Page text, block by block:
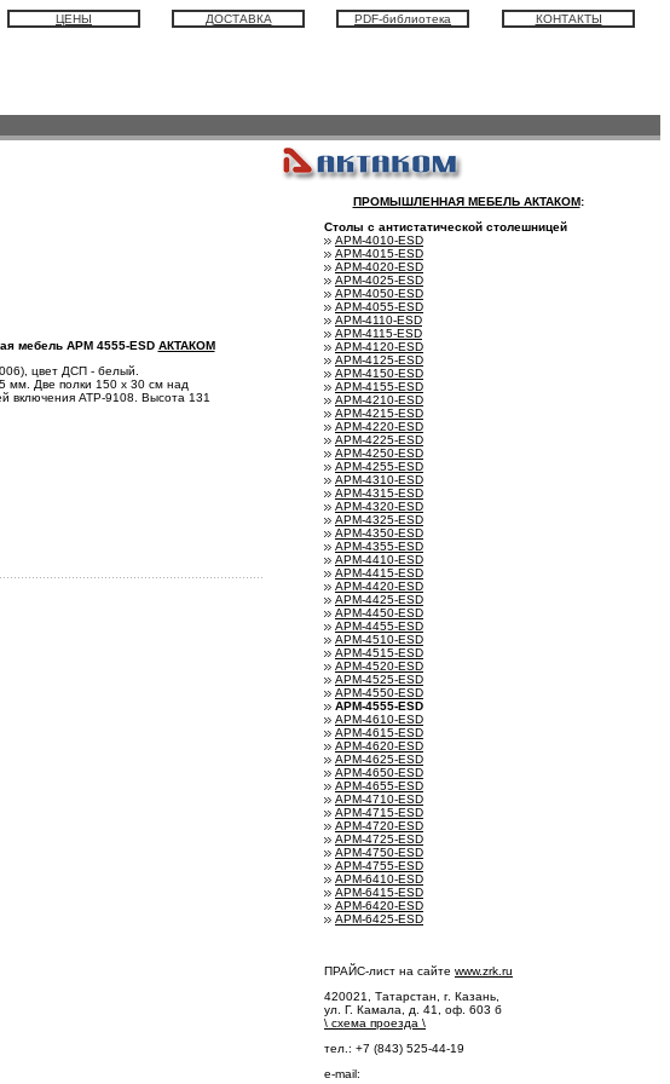
ЦЕНЫ ДОСТАВКА PDF-библиотека КОНТАКТЫ
мебель АРМ 4555-ESD АКТАКОМ
цвет ДСП - белый.
мм. Две полки 150 x 30 см над
включения АТР-9108. Высота 131
ПРОМЫШЛЕННАЯ МЕБЕЛЬ АКТАКОМ:
Столы с антистатической столешницей
АРМ-4010-ESD
АРМ-4015-ESD
АРМ-4020-ESD
АРМ-4025-ESD
АРМ-4050-ESD
АРМ-4055-ESD
АРМ-4110-ESD
АРМ-4115-ESD
АРМ-4120-ESD
АРМ-4125-ESD
АРМ-4150-ESD
АРМ-4155-ESD
АРМ-4210-ESD
АРМ-4215-ESD
АРМ-4220-ESD
АРМ-4225-ESD
АРМ-4250-ESD
АРМ-4255-ESD
АРМ-4310-ESD
АРМ-4315-ESD
АРМ-4320-ESD
АРМ-4325-ESD
АРМ-4350-ESD
АРМ-4355-ESD
АРМ-4410-ESD
АРМ-4415-ESD
АРМ-4420-ESD
АРМ-4425-ESD
АРМ-4450-ESD
АРМ-4455-ESD
АРМ-4510-ESD
АРМ-4515-ESD
АРМ-4520-ESD
АРМ-4525-ESD
АРМ-4550-ESD
АРМ-4555-ESD
АРМ-4610-ESD
АРМ-4615-ESD
АРМ-4620-ESD
АРМ-4625-ESD
АРМ-4650-ESD
АРМ-4655-ESD
АРМ-4710-ESD
АРМ-4715-ESD
АРМ-4720-ESD
АРМ-4725-ESD
АРМ-4750-ESD
АРМ-4755-ESD
АРМ-6410-ESD
АРМ-6415-ESD
АРМ-6420-ESD
АРМ-6425-ESD
ПРАЙС-лист на сайте www.zrk.ru
420021, Татарстан, г. Казань,
ул. Г. Камала, д. 41, оф. 603 б
\ схема проезда \
тел.: +7 (843) 525-44-19
e-mail: